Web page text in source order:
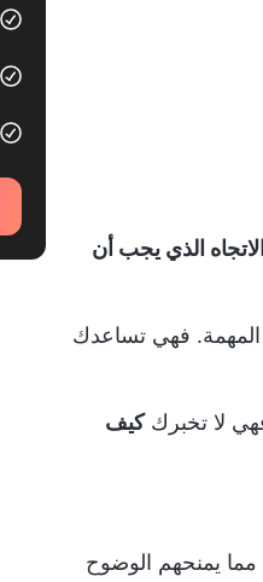
الذي يجب أن
المهمة. فهي تساعدك
فهي لا تخبرككيف
يمنحهم الوضوح